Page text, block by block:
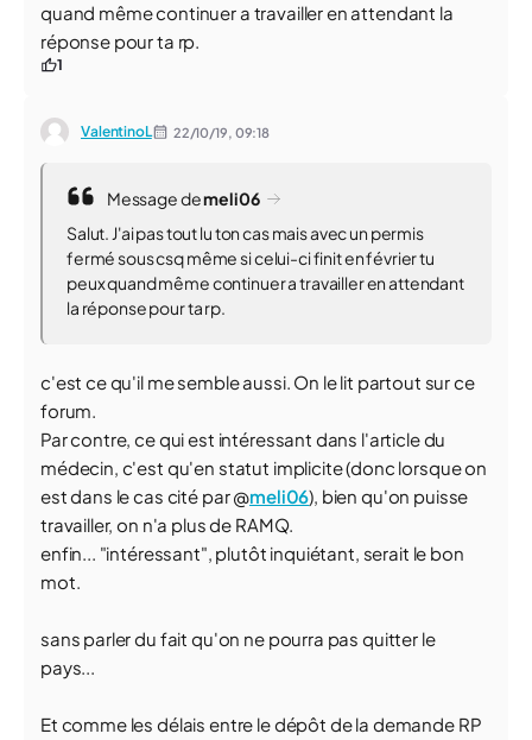
quand même continuer a travailler en attendant la
réponse pour ta rp.
1
ValentinoL 22/10/19, 09:18
Message demeli06
Salut. J'ai pas tout lu ton cas mais avec un permis
fermé sous csq même si celui-ci finit en février tu
peux quand même continuer a travailler en attendant
la réponse pour ta rp.
c'est ce qu'il me semble aussi. On le lit partout sur ce
forum.
Par contre, ce qui est intéressant dans l'article du
médecin, c'est qu'en statut implicite (donc lorsque on
est dans le cas cité par @meli06), bien qu'on puisse
travailler, on n'a plus de RAMQ.
enfin... "intéressant", plutôt inquiétant, serait le bon
mot.
sans parler du fait qu'on ne pourra pas quitter le
pays...
Et comme les délais entre le dépôt de la demande RP